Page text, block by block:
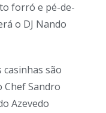
forró e pé-de-
o DJ Nando
são
Sandro
Azevedo